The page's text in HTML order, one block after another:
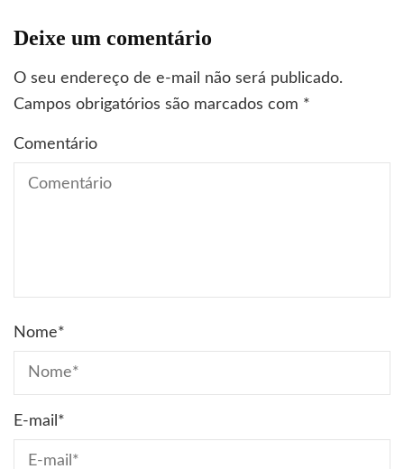
Deixe um comentário
O seu endereço de e-mail não será publicado.
Campos obrigatórios são marcados com *
Comentário
Nome*
E-mail *